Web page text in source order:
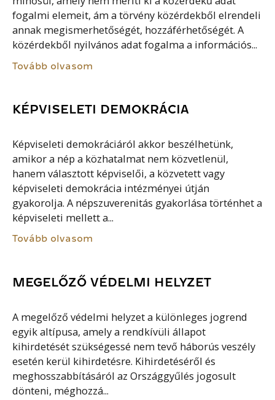
fogalmi elemeit, ám a törvény közérdekből elrendeli
annak megismerhetőségét, hozzáférhetőségét. A
közérdekből nyilvános adat fogalma a információs...
Tovább olvasom
KÉPVISELETI DEMOKRÁCIA
Képviseleti demokráciáról akkor beszélhetünk,
amikor a nép a közhatalmat nem közvetlenül,
hanem választott képviselői, a közvetett vagy
képviseleti demokrácia intézményei útján
gyakorolja. A népszuverenitás gyakorlása történhet a
képviseleti mellett a...
Tovább olvasom
MEGELŐZŐ VÉDELMI HELYZET
A megelőző védelmi helyzet a különleges jogrend
egyik altípusa, amely a rendkívüli állapot
kihirdetését szükségessé nem tevő háborús veszély
esetén kerül kihirdetésre. Kihirdetéséről és
meghosszabbításáról az Országgyűlés jogosult
dönteni, méghozzá...